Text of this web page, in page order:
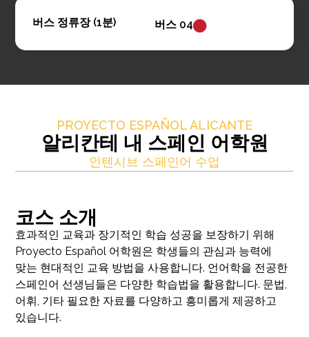
버스 정류장 (1분) 버스 04
PROYECTO ESPAÑOL ALICANTE
알리칸테 내 스페인 어학원
인텐시브 스페인어 수업
코스 소개
효과적인 교육과 장기적인 학습 성공을 보장하기 위해
Proyecto Español 어학원은 학생들의 관심과 능력에
맞는 현대적인 교육 방법을 사용합니다. 언어학을 전공한
스페인어 선생님들은 다양한 학습법을 활용합니다. 문법,
어휘, 기타 필요한 자료를 다양하고 흥미롭게 제공하고
있습니다.